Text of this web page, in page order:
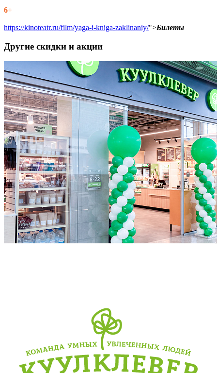
6+
https://kinoteatr.ru/film/yaga-i-kniga-zaklinaniy/">Билеты
Другие скидки и акции